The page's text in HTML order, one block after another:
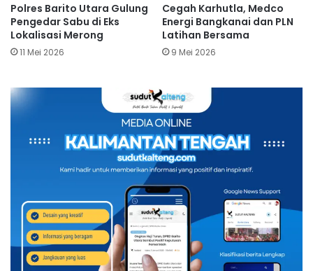
Polres Barito Utara Gulung
Pengedar Sabu di Eks
Lokalisasi Merong
11 Mei 2026
Cegah Karhutla, Medco
Energi Bangkanai dan PLN
Latihan Bersama
9 Mei 2026